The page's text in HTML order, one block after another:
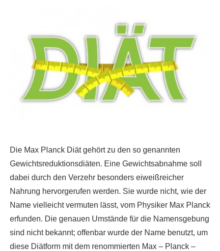
Die Max Planck Diät gehört zu den so genannten
Gewichtsreduktionsdiäten. Eine Gewichtsabnahme soll
dabei durch den Verzehr besonders eiweißreicher
Nahrung hervorgerufen werden. Sie wurde nicht, wie der
Name vielleicht vermuten lässt, vom Physiker Max Planck
erfunden. Die genauen Umstände für die Namensgebung
sind nicht bekannt; offenbar wurde der Name benutzt, um
diese Diätform mit dem renommierten Max – Planck –